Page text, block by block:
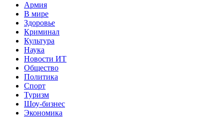
Армия
В мире
Здоровье
Криминал
Культура
Наука
Новости ИТ
Общество
Политика
Спорт
Туризм
Шоу-бизнес
Экономика